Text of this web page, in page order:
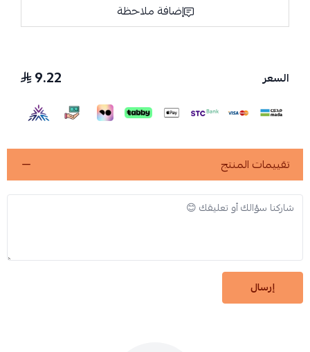
إضافة ملاحظة
السعر 9.22
تقييمات المنتج
إرسال